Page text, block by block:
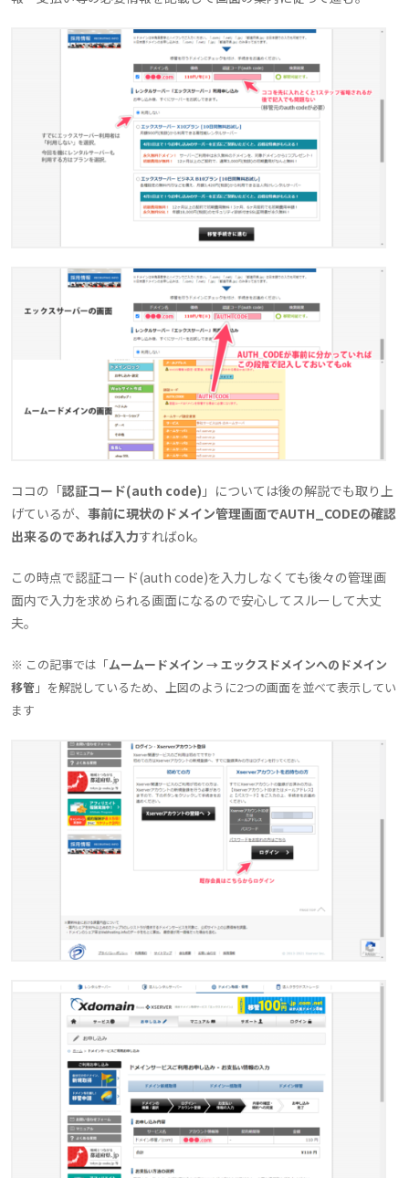
ココの「認証コード(auth code) 」については後の解説でも取り上
げているが、 事前に現状のドメイン管理画面でAUTH_CODEの確認
出来るのであれば入力すればok。
この時点で認証コード(auth code)を入力しなくても後々の管理画
面内で入力を求められる画面になるので安心してスルーして大丈
夫。
※ この記事では「ムームードメイン → エックスドメインへのドメイン
移管 」を解説しているため、上図のように2つの画面を並べて表示してい
ます